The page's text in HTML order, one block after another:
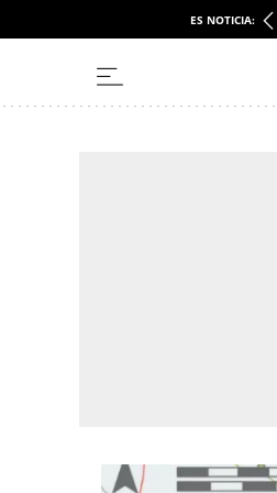
ES NOTICIA: